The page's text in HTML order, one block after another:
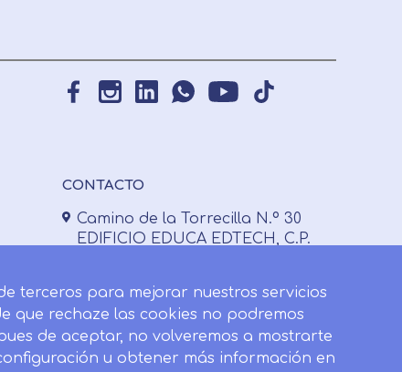
CONTACTO
Camino de la Torrecilla N.º 30
EDIFICIO EDUCA EDTECH, C.P.
958 050 746
Horario de atención al cliente:
Lunes a viernes: 9.00h a 20.00h.
Sábados : 10h a 14h.
terceros para mejorar nuestros servicios
que rechaze las cookies no podremos
de aceptar, no volveremos a mostrarte
u obtener más información en